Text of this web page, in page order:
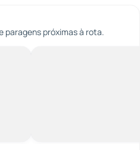
paragens próximas à rota.